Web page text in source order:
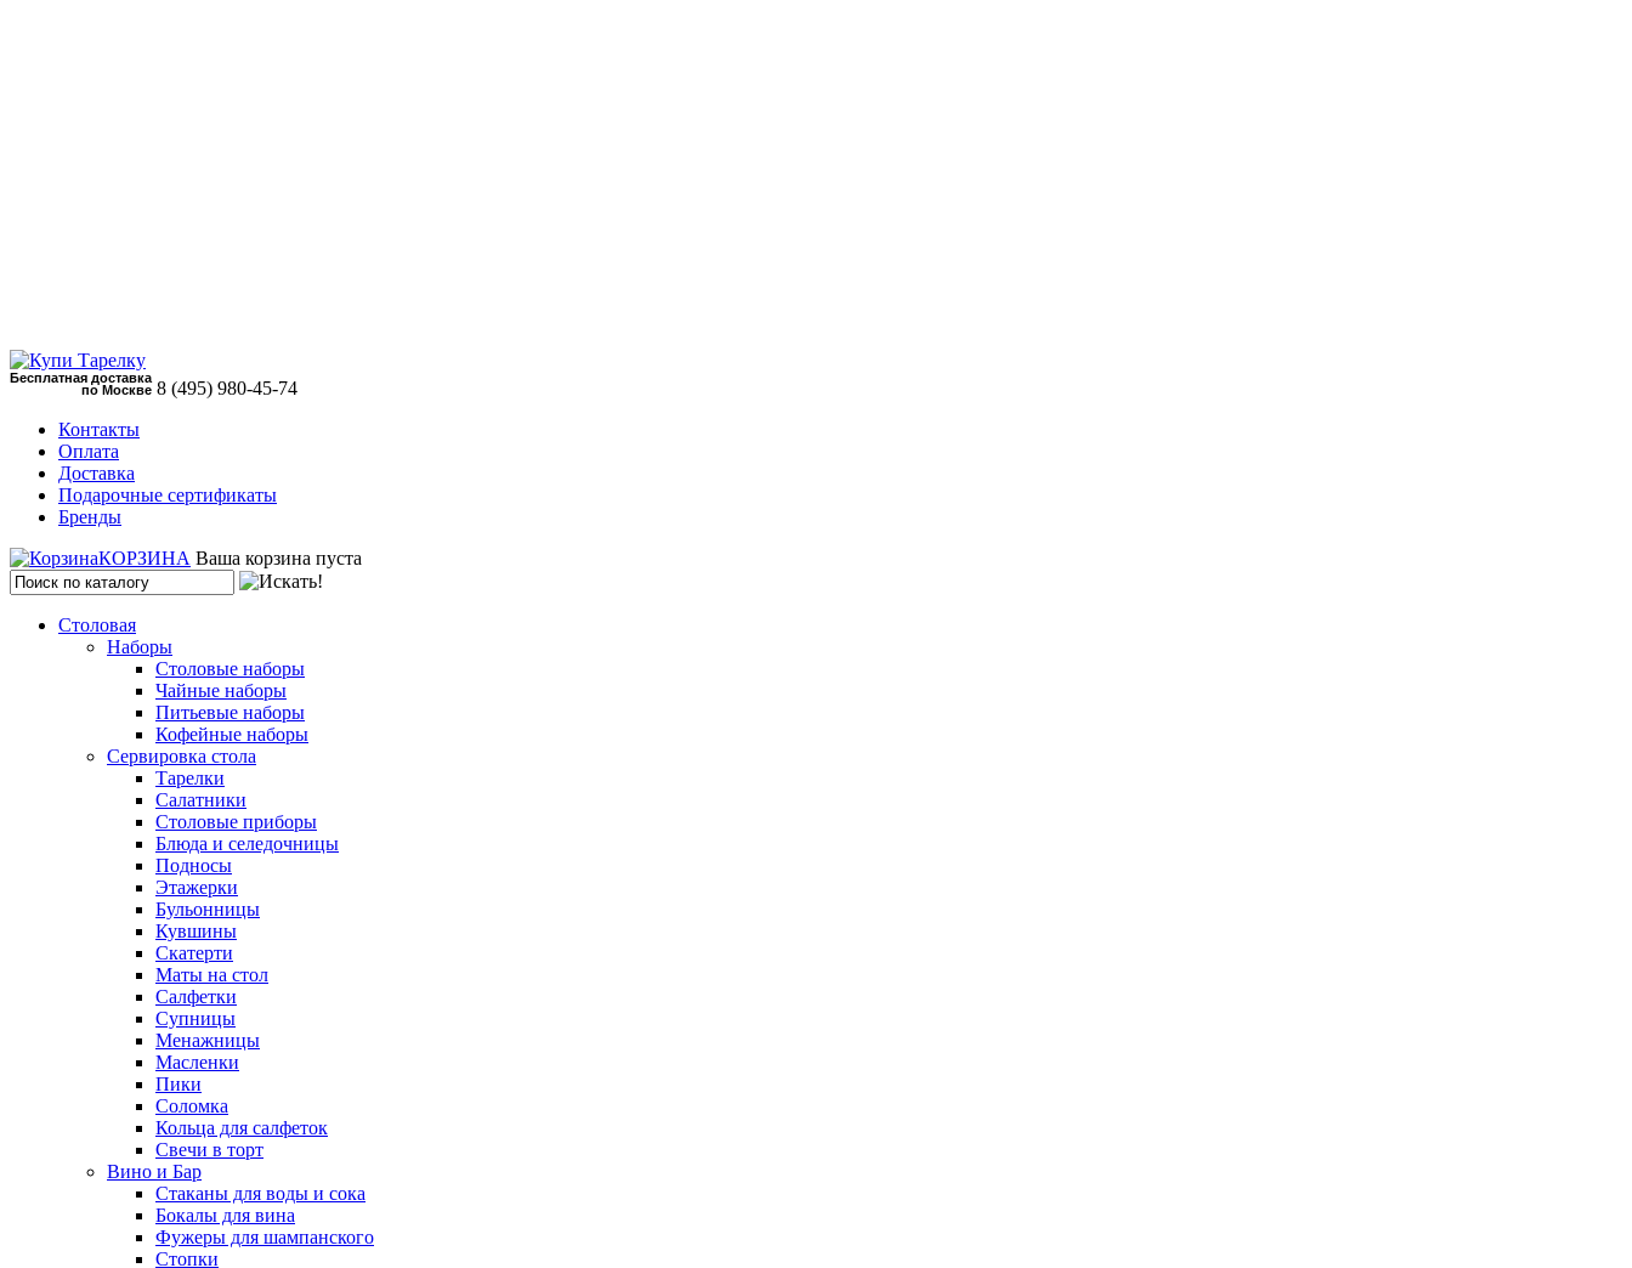
Бесплатная доставка
по Москве 8 (495) 980-45-74
Контакты
Оплата
Доставка
Подарочные сертификаты
Бренды
КОРЗИНА Ваша корзина пуста
Столовая
Наборы
Столовые наборы
Чайные наборы
Питьевые наборы
Кофейные наборы
Сервировка стола
Тарелки
Салатники
Столовые приборы
Блюда и селедочницы
Подносы
Этажерки
Бульонницы
Кувшины
Скатерти
Маты на стол
Салфетки
Супницы
Менажницы
Масленки
Пики
Соломка
Кольца для салфеток
Свечи в торт
Вино и Бар
Стаканы для воды и сока
Бокалы для вина
Фужеры для шампанского
Стопки